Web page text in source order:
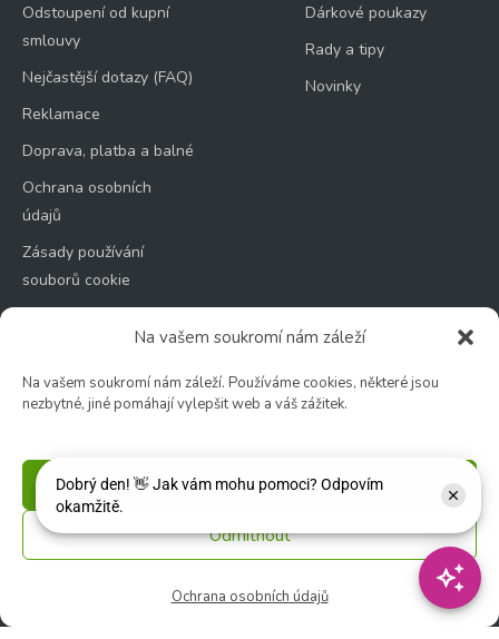
Na vašem soukromí nám záleží
Na vašem soukromí nám záleží. Používáme cookies, některé jsou
nezbytné, jiné pomáhají vylepšit web a váš zážitek.
Příjmout
Odmítnout
Ochrana osobních údajů
Odstoupení od kupní
smlouvy
Nejčastější dotazy (FAQ)
Reklamace
Doprava, platba a balné
Ochrana osobních
údajů
Zásady používání
souborů cookie
Dárkové poukazy
Rady a tipy
Novinky
Zahradní centrum
🚫 Neděle: ZAVŘENO
Květinářství
🕑 Ut – Pá: 9:00 - 12:00 │ 13:00 - 17:00